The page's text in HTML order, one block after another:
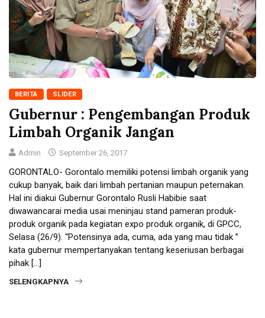
BERITA SLIDER
Gubernur : Pengembangan Produk
Limbah Organik Jangan
Admin September 26, 2017
GORONTALO- Gorontalo memiliki potensi limbah organik yang
cukup banyak, baik dari limbah pertanian maupun peternakan.
Hal ini diakui Gubernur Gorontalo Rusli Habibie saat
diwawancarai media usai meninjau stand pameran produk-
produk organik pada kegiatan expo produk organik, di GPCC,
Selasa (26/9). “Potensinya ada, cuma, ada yang mau tidak ”
kata gubernur mempertanyakan tentang keseriusan berbagai
pihak […]
SELENGKAPNYA